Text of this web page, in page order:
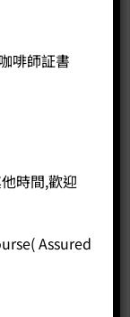
啡師証書
時間,歡迎
Assured